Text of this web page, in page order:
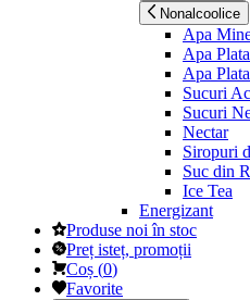
Nonalcoolice
Apa
Apa
Apa
Sucuri
Sucuri
Nectar
Siropuri
Suc din
Ice Tea
Energizant
Produse noi în stoc
Preț isteț, promoții
Coș (0)
Favorite